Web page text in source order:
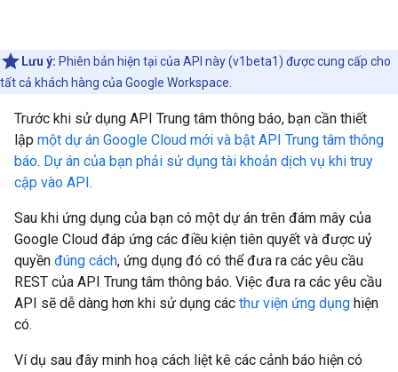
Lưu ý: Phiên bản hiện tại của API này (v1beta1) được cung cấp cho
tất cả khách hàng của Google Workspace.
Trước khi sử dụng API Trung tâm thông báo, bạn cần thiết
lập một dự án Google Cloud mới và bật API Trung tâm thông
báo. Dự án của bạn phải sử dụng tài khoản dịch vụ khi truy
cập vào API.
Sau khi ứng dụng của bạn có một dự án trên đám mây của
Google Cloud đáp ứng các điều kiện tiên quyết và được uỷ
quyền đúng cách, ứng dụng đó có thể đưa ra các yêu cầu
REST của API Trung tâm thông báo. Việc đưa ra các yêu cầu
API sẽ dễ dàng hơn khi sử dụng các thư viện ứng dụng hiện
có.
Ví dụ sau đây minh hoạ cách liệt kê các cảnh báo hiện có